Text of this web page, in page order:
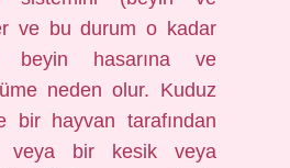
ve bu durum o kadar
beyin hasarına ve
neden olur. Kuduz
bir hayvan tarafından
veya bir kesik veya